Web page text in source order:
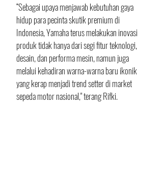
“Sebagai upaya menjawab kebutuhan gaya
hidup para pecinta skutik premium di
Indonesia, Yamaha terus melakukan inovasi
produk tidak hanya dari segi fitur teknologi,
desain, dan performa mesin, namun juga
melalui kehadiran warna-warna baru ikonik
yang kerap menjadi trend setter di market
sepeda motor nasional," terang Rifki.